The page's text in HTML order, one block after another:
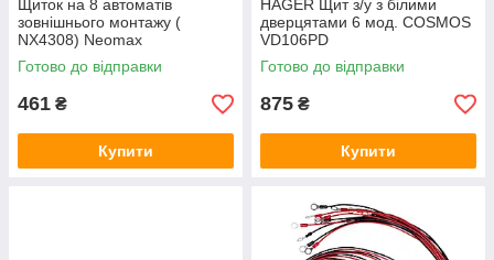
Щиток на 8 автоматів
зовнішнього монтажу (
NX4308) Neomax
Готово до відправки
461 ₴
Купити
HAGER Щит з/у з білими
дверцятами 6 мод. COSMOS
VD106PD
Готово до відправки
875 ₴
Купити